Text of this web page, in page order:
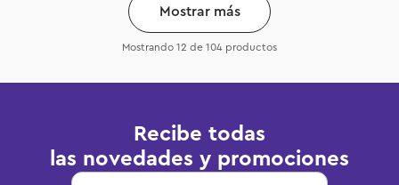
Mostrar más
Mostrando 12 de 104 productos
Recibe todas
las novedades y promociones